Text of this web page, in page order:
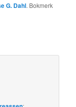
G. Dahl. Bokmerk